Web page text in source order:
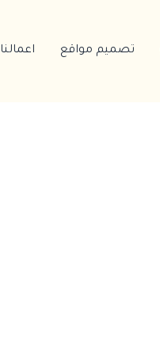
تصميم مواقع اعمالنا